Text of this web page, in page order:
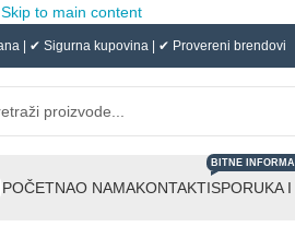
Skip to main content
| ✔ Sigurna kupovina | ✔ Provereni brendovi
POČETNAO NAMAKONTAKTISPORUKA
BITNE